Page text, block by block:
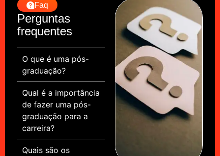
Faq
Perguntas
frequentes
O que é uma pós-
graduação?
Qual é a importância
de fazer uma pós-
graduação para a
carreira?
Quais são os